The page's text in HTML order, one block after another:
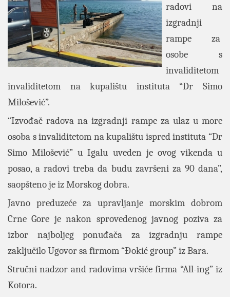
radovi na
izgradnji
rampe za
osobe s
invaliditetom
invaliditetom na kupalištu instituta “Dr Simo
Milošević”.
“Izvođač radova na izgradnji rampe za ulaz u more
osoba s invaliditetom na kupalištu ispred instituta “Dr
Simo Milošević” u Igalu uveden je ovog vikenda u
posao, a radovi treba da budu završeni za 90 dana”,
saopšteno je iz Morskog dobra.
Javno preduzeće za upravljanje morskim dobrom
Crne Gore je nakon sprovedenog javnog poziva za
izbor najboljeg ponuđača za izgradnju rampe
zaključilo Ugovor sa firmom “Đokić group” iz Bara.
Stručni nadzor and radovima vršiće firma “All-ing” iz
Kotora.